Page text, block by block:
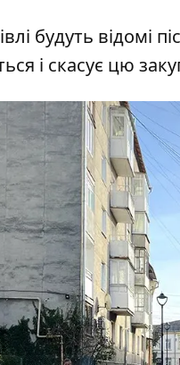
будуть відомі
і скасує цю